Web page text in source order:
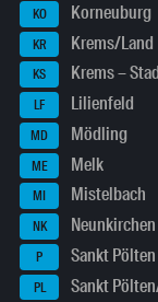
KO Korneuburg
KR Krems/Land
KS Krems –
LF Lilienfeld
MD Mödling
ME Melk
MI Mistelbach
NK Neunkirchen
P Sankt
PL Sankt